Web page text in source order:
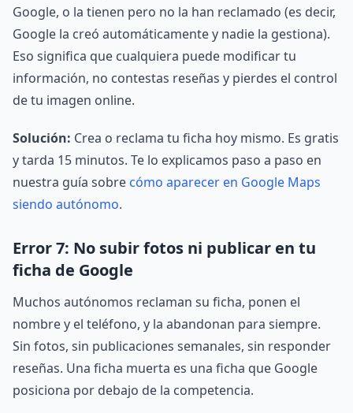
Google, o la tienen pero no la han reclamado (es decir,
Google la creó automáticamente y nadie la gestiona).
Eso significa que cualquiera puede modificar tu
información, no contestas reseñas y pierdes el control
de tu imagen online.
Solución: Crea o reclama tu ficha hoy mismo. Es gratis
y tarda 15 minutos. Te lo explicamos paso a paso en
nuestra guía sobre cómo aparecer en Google Maps
siendo autónomo.
Error 7: No subir fotos ni publicar en tu
ficha de Google
Muchos autónomos reclaman su ficha, ponen el
nombre y el teléfono, y la abandonan para siempre.
Sin fotos, sin publicaciones semanales, sin responder
reseñas. Una ficha muerta es una ficha que Google
posiciona por debajo de la competencia.